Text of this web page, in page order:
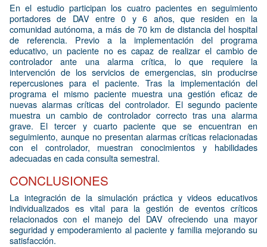
En el estudio participan los cuatro pacientes en seguimiento
portadores de DAV entre 0 y 6 años, que residen en la
comunidad autónoma, a más de 70 km de distancia del hospital
de referencia. Previo a la implementación del programa
educativo, un paciente no es capaz de realizar el cambio de
controlador ante una alarma crítica, lo que requiere la
intervención de los servicios de emergencias, sin producirse
repercusiones para el paciente. Tras la implementación del
programa el mismo paciente muestra una gestión eficaz de
nuevas alarmas críticas del controlador. El segundo paciente
muestra un cambio de controlador correcto tras una alarma
grave. El tercer y cuarto paciente que se encuentran en
seguimiento, aunque no presentan alarmas críticas relacionadas
con el controlador, muestran conocimientos y habilidades
adecuadas en cada consulta semestral.
CONCLUSIONES
La integración de la simulación práctica y videos educativos
individualizados es vital para la gestión de eventos críticos
relacionados con el manejo del DAV ofreciendo una mayor
seguridad y empoderamiento al paciente y familia mejorando su
satisfacción.